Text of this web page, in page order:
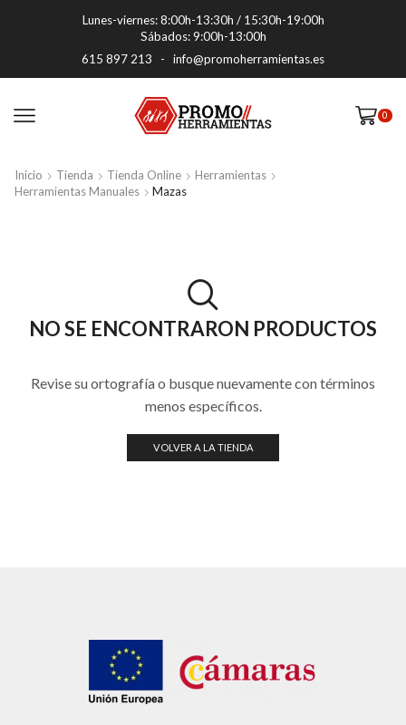
Lunes-viernes: 8:00h-13:30h / 15:30h-19:00h
Sábados: 9:00h-13:00h
615 897 213 - info@promoherramientas.es
0
Inicio Tienda Tienda Online
Herramientas
Herramientas Manuales
Mazas
NO SE ENCONTRARON PRODUCTOS
Revise su ortografía o busque nuevamente con términos
menos específicos.
VOLVER A LA TIENDA